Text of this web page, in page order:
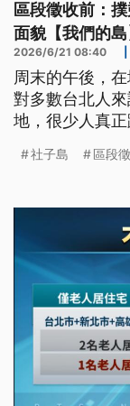
區段徵收前：
面貌【我們的島
2026/6/21 08:40
周末的午後，
對多數台北人
地，很少人真
社子島 區段